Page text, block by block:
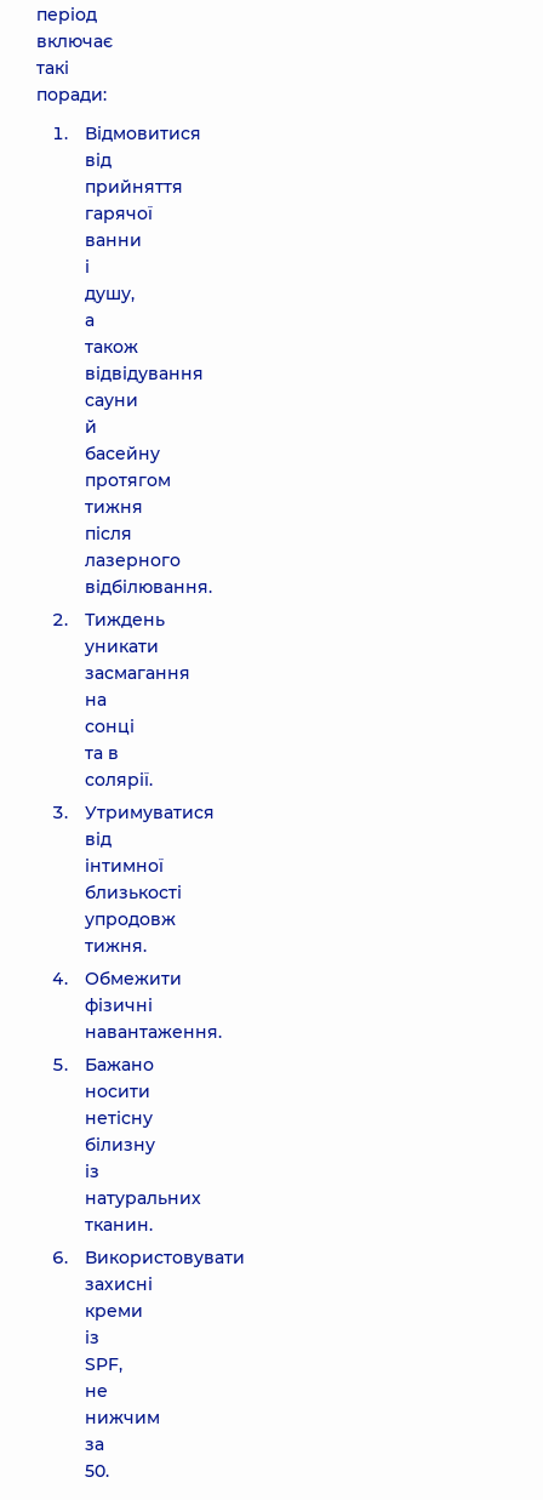
період
включає
такі
поради:
Відмовитися
від
прийняття
гарячої
ванни
і
душу,
а
також
відвідування
сауни
й
басейну
протягом
тижня
після
лазерного
відбілювання.
Тиждень
уникати
засмагання
на
сонці
та в
солярії.
Утримуватися
від
інтимної
близькості
упродовж
тижня.
Обмежити
фізичні
навантаження.
Бажано
носити
нетісну
білизну
із
натуральних
тканин.
Використовувати
захисні
креми
із
SPF,
не
нижчим
за
50.